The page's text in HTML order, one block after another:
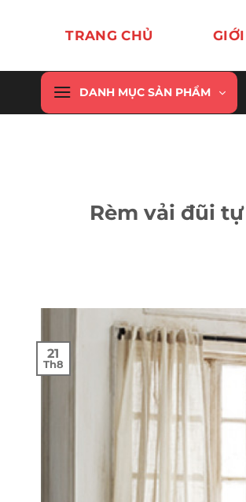
dung
TRANG CHỦ
DANH MỤC SẢN PHẨM
Rèm vải đũi
21
Th8